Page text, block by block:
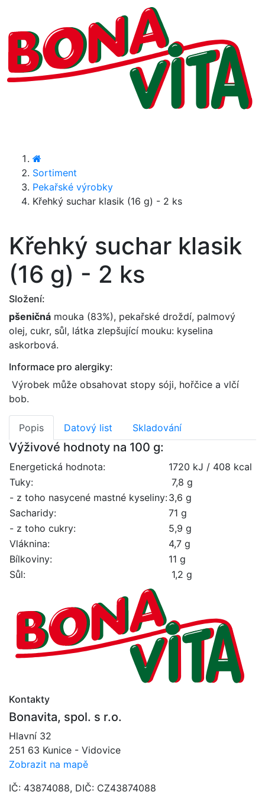
Sortiment
Pekařské výrobky
Křehký suchar klasik (16 g) - 2 ks
Křehký suchar klasik
(16 g) - 2 ks
Složení:
pšeničná mouka (83%), pekařské droždí, palmový
olej, cukr, sůl, látka zlepšující mouku: kyselina
askorbová.
Informace pro alergiky:
Výrobek může obsahovat stopy sóji, hořčice a vlčí
bob.
Popis Datový list Skladování
Výživové hodnoty na 100 g:
Energetická hodnota:
1720 kJ / 408 kcal
Tuky:
7,8 g
- z toho nasycené mastné kyseliny:3,6 g
Sacharidy:
71 g
- z toho cukry:
5,9 g
Vláknina:
4,7 g
Bílkoviny:
11 g
Sůl:
1,2 g
Kontakty
Bonavita, spol. s r.o.
Hlavní 32
251 63 Kunice - Vidovice
Zobrazit na mapě
IČ: 43874088, DIČ: CZ43874088